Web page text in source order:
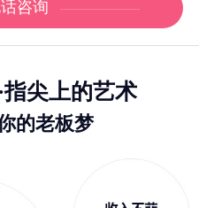
咨询
指尖上的艺术
的老板梦